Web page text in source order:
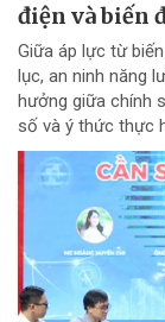
điện và biến
Giữa áp lực từ
lục, an ninh năng
hưởng giữa chính
số và ý thức thực